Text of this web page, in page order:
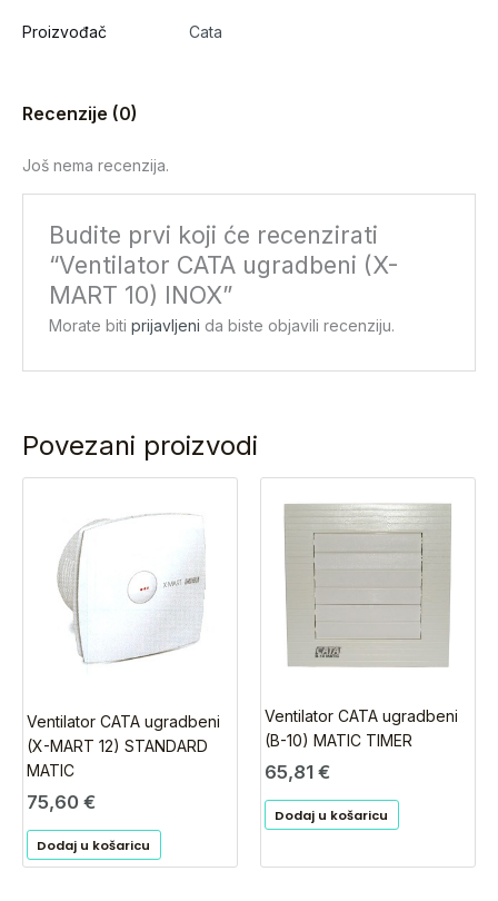
Proizvođač Cata
Recenzije (0)
Još nema recenzija.
Budite prvi koji će recenzirati
“Ventilator CATA ugradbeni (X-
MART 10) INOX”
Morate bitiprijavljeni da biste objavili recenziju.
Povezani proizvodi
Ventilator CATA ugradbeni
(X-MART 12) STANDARD
MATIC
75,60 €
Dodaj u košaricu
Ventilator CATA ugradbeni
(B-10) MATIC TIMER
65,81 €
Dodaj u košaricu